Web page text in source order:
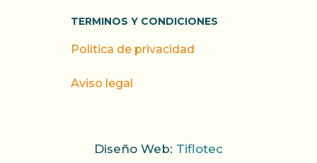
TERMINOS Y CONDICIONES
Política de privacidad
Aviso legal
Diseño Web: Tiflotec